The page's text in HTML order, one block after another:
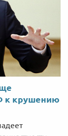
к крушению